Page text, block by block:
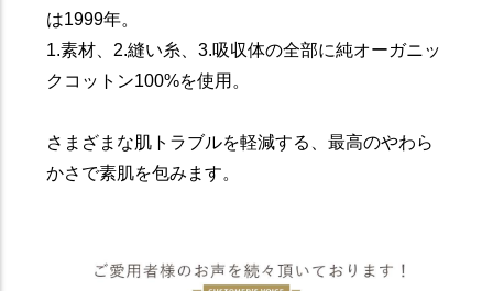
は1999年。
1.素材、2.縫い糸、3.吸収体の全部に純オーガニッ
クコットン100%を使用。
さまざまな肌トラブルを軽減する、最高のやわら
かさで素肌を包みます。